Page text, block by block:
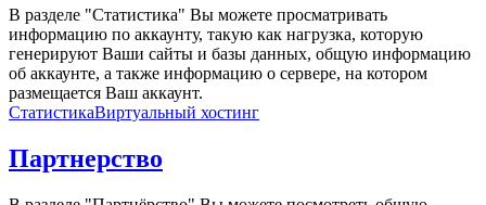
В разделе "Статистика" Вы можете просматривать
информацию по аккаунту, такую как нагрузка, которую
генерируют Ваши сайты и базы данных, общую информацию
об аккаунте, а также информацию о сервере, на котором
размещается Ваш аккаунт.
СтатистикаВиртуальный хостинг
Партнерство